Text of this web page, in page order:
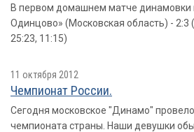
В первом домашнем матче динамовки
Одинцово» (Московская область) - 2:3
25:23, 11:15)
11 октября 2012
Чемпионат России.
Сегодня московское "Динамо"
чемпионата страны. Наши девушки